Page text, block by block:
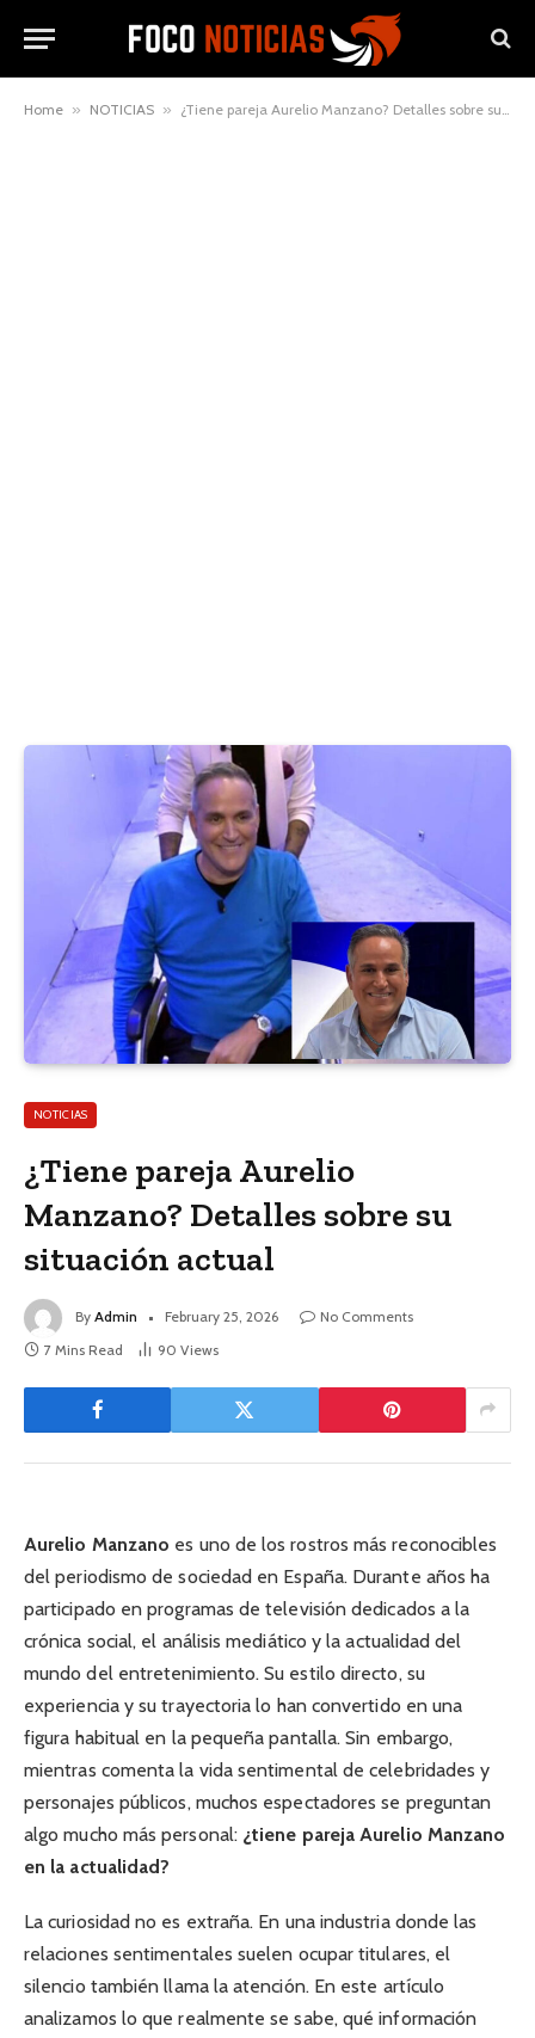
Home » NOTICIAS » ¿Tiene pareja Aurelio Manzano? Detalles sobre su situación actual
NOTICIAS
¿Tiene pareja Aurelio
Manzano? Detalles sobre su
situación actual
By Admin February 25, 2026
No Comments
7 Mins Read
90 Views
Aurelio Manzano es uno de los rostros más reconocibles
del periodismo de sociedad en España. Durante años ha
participado en programas de televisión dedicados a la
crónica social, el análisis mediático y la actualidad del
mundo del entretenimiento. Su estilo directo, su
experiencia y su trayectoria lo han convertido en una
figura habitual en la pequeña pantalla. Sin embargo,
mientras comenta la vida sentimental de celebridades y
personajes públicos, muchos espectadores se preguntan
algo mucho más personal: ¿tiene pareja Aurelio Manzano
en la actualidad?
La curiosidad no es extraña. En una industria donde las
relaciones sentimentales suelen ocupar titulares, el
silencio también llama la atención. En este artículo
analizamos lo que realmente se sabe, qué información